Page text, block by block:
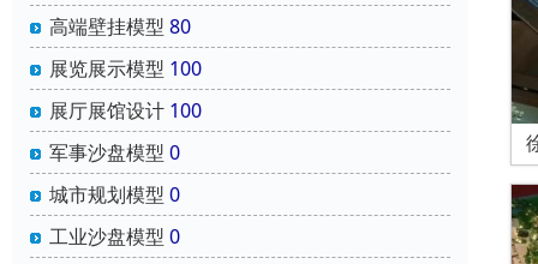
高端壁挂模型 80
展览展示模型 100
展厅展馆设计 100
军事沙盘模型 0
城市规划模型 0
工业沙盘模型 0